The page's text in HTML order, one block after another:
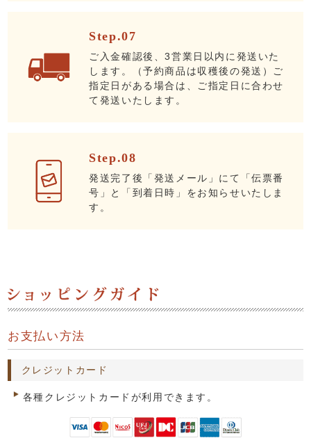
Step.07
ご入金確認後、3営業日以内に発送いた
します。（予約商品は収穫後の発送）ご
指定日がある場合は、ご指定日に合わせ
て発送いたします。
Step.08
発送完了後「発送メール」にて「伝票番
号」と「到着日時」をお知らせいたしま
す。
お支払い方法
クレジットカード
各種クレジットカードが利用できます。